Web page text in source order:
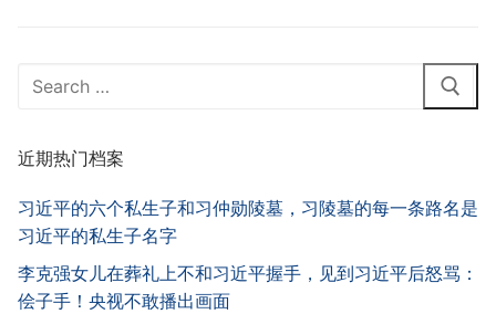
Search
近期热门档案
习近平的六个私生子和习仲勋陵墓，习陵墓的每一条路名是
习近平的私生子名字
李克强女儿在葬礼上不和习近平握手，见到习近平后怒骂：
侩子手！央视不敢播出画面